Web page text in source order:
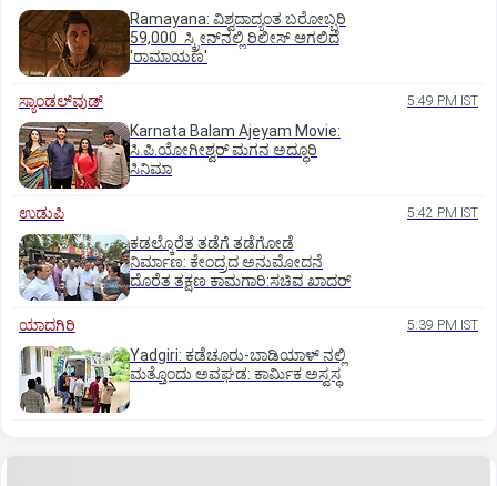
Ramayana: ವಿಶ್ವದಾದ್ಯಂತ ಬರೋಬ್ಬರಿ
59,000 ಸ್ಕ್ರೀನ್‌ನಲ್ಲಿ ರಿಲೀಸ್‌ ಆಗಲಿದೆ
'ರಾಮಾಯಣ'
ಸ್ಯಾಂಡಲ್‌ವುಡ್‌ 5:49 PM IST
Karnata Balam Ajeyam Movie:
ಸಿ.ಪಿ.ಯೋಗೀಶ್ವರ್‌ ಮಗನ ಅದ್ಧೂರಿ
ಸಿನಿಮಾ
ಉಡುಪಿ 5:42 PM IST
ಕಡಲ್ಕೊರೆತ ತಡೆಗೆ ತಡೆಗೋಡೆ
ನಿರ್ಮಾಣ: ಕೇಂದ್ರದ ಅನುಮೋದನೆ
ದೊರೆತ ತಕ್ಷಣ ಕಾಮಗಾರಿ:ಸಚಿವ ಖಾದರ್
ಯಾದಗಿರಿ 5:39 PM IST
Yadgiri: ಕಡೆಚೂರು-ಬಾಡಿಯಾಳ್ ನಲ್ಲಿ
ಮತ್ತೊಂದು ಅವಘಡ: ಕಾರ್ಮಿಕ ಅಸ್ವಸ್ಥ